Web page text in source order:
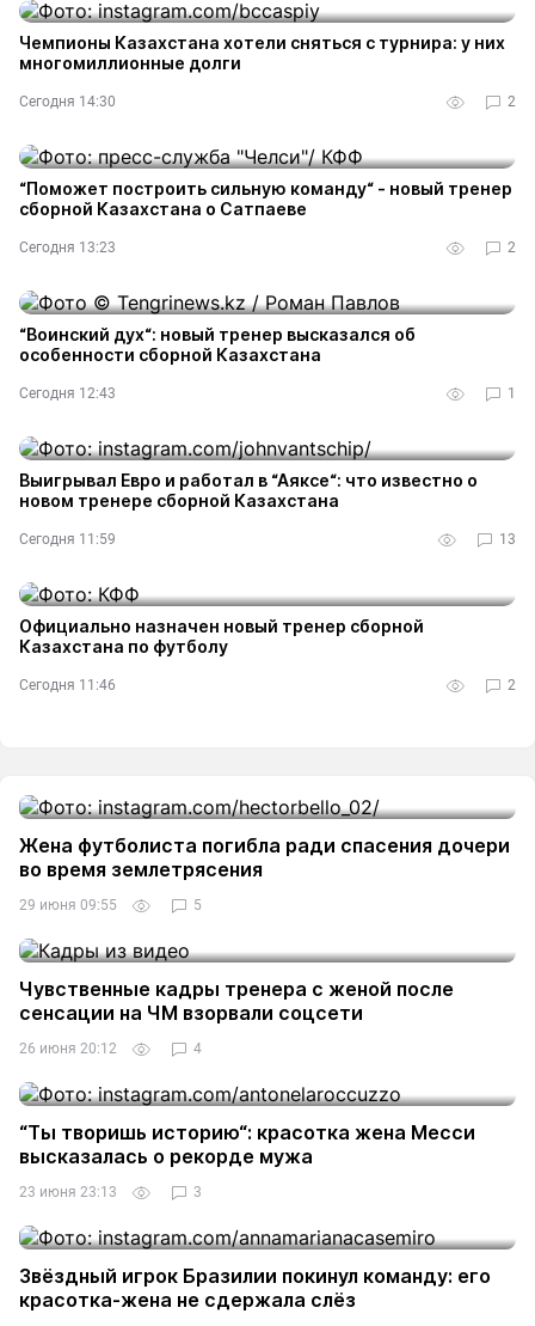
Чемпионы Казахстана хотели сняться с турнира: у них
многомиллионные долги
Сегодня 14:30 2
“Поможет построить сильную команду“ - новый тренер
сборной Казахстана о Сатпаеве
Сегодня 13:23 2
“Воинский дух“: новый тренер высказался об
особенности сборной Казахстана
Сегодня 12:43 1
Выигрывал Евро и работал в “Аяксе“: что известно о
новом тренере сборной Казахстана
Сегодня 11:59 13
Официально назначен новый тренер сборной
Казахстана по футболу
Сегодня 11:46 2
Жена футболиста погибла ради спасения дочери
во время землетрясения
29 июня 09:55 5
Чувственные кадры тренера с женой после
сенсации на ЧМ взорвали соцсети
26 июня 20:12 4
“Ты творишь историю“: красотка жена Месси
высказалась о рекорде мужа
23 июня 23:13 3
Звёздный игрок Бразилии покинул команду: его
красотка-жена не сдержала слёз